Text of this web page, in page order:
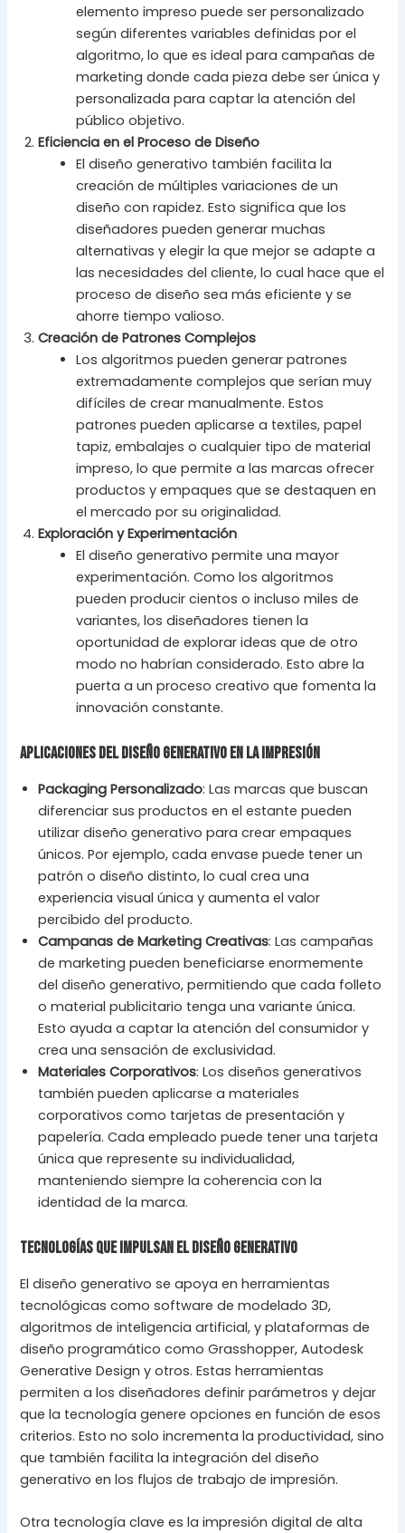
elemento impreso puede ser personalizado
según diferentes variables definidas por el
algoritmo, lo que es ideal para campañas de
marketing donde cada pieza debe ser única y
personalizada para captar la atención del
público objetivo.
Eficiencia en el Proceso de Diseño
El diseño generativo también facilita la
creación de múltiples variaciones de un
diseño con rapidez. Esto significa que los
diseñadores pueden generar muchas
alternativas y elegir la que mejor se adapte a
las necesidades del cliente, lo cual hace que el
proceso de diseño sea más eficiente y se
ahorre tiempo valioso.
Creación de Patrones Complejos
Los algoritmos pueden generar patrones
extremadamente complejos que serían muy
difíciles de crear manualmente. Estos
patrones pueden aplicarse a textiles, papel
tapiz, embalajes o cualquier tipo de material
impreso, lo que permite a las marcas ofrecer
productos y empaques que se destaquen en
el mercado por su originalidad.
Exploración y Experimentación
El diseño generativo permite una mayor
experimentación. Como los algoritmos
pueden producir cientos o incluso miles de
variantes, los diseñadores tienen la
oportunidad de explorar ideas que de otro
modo no habrían considerado. Esto abre la
puerta a un proceso creativo que fomenta la
innovación constante.
Aplicaciones del Diseño Generativo en la Impresión
Packaging Personalizado: Las marcas que buscan
diferenciar sus productos en el estante pueden
utilizar diseño generativo para crear empaques
únicos. Por ejemplo, cada envase puede tener un
patrón o diseño distinto, lo cual crea una
experiencia visual única y aumenta el valor
percibido del producto.
Campanas de Marketing Creativas: Las campañas
de marketing pueden beneficiarse enormemente
del diseño generativo, permitiendo que cada folleto
o material publicitario tenga una variante única.
Esto ayuda a captar la atención del consumidor y
crea una sensación de exclusividad.
Materiales Corporativos: Los diseños generativos
también pueden aplicarse a materiales
corporativos como tarjetas de presentación y
papelería. Cada empleado puede tener una tarjeta
única que represente su individualidad,
manteniendo siempre la coherencia con la
identidad de la marca.
Tecnologías que Impulsan el Diseño Generativo
El diseño generativo se apoya en herramientas
tecnológicas como software de modelado 3D,
algoritmos de inteligencia artificial, y plataformas de
diseño programático como Grasshopper, Autodesk
Generative Design y otros. Estas herramientas
permiten a los diseñadores definir parámetros y dejar
que la tecnología genere opciones en función de esos
criterios. Esto no solo incrementa la productividad, sino
que también facilita la integración del diseño
generativo en los flujos de trabajo de impresión.
Otra tecnología clave es la impresión digital de alta